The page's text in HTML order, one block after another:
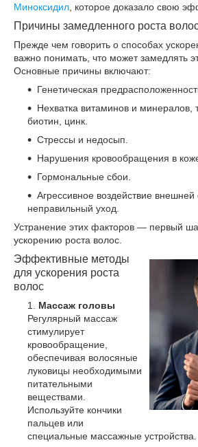
Миноксидил , которое доказало свою
Причины замедленного роста
Прежде чем говорить о способах
важно понимать, что может замедлять
Основные причины включают:
Генетическая
Нехватка витаминов и минералов,
биотин, цинк.
Стрессы и недосып.
Нарушения кровообращения в
Гормональные сбои.
Агрессивное воздействие
неправильный уход.
Устранение этих факторов — первый
ускорению роста волос.
Эффективные методы
для ускорения роста
волос
Массаж головы
Регулярный массаж
стимулирует
кровообращение,
обеспечивая волосяные
луковицы необходимыми
питательными
веществами.
Используйте кончики
пальцев или
специальные массажные устройства.